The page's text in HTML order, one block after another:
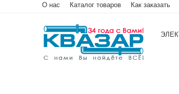
О нас Каталог товаров Как заказать